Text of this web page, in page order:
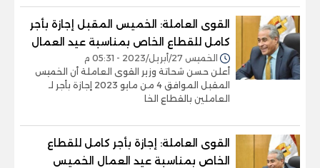
القوى العاملة: الخميس المقبل إجازة بأجر
كامل للقطاع الخاص بمناسبة عيد العمال
الخميس 27/أبريل/2023 - 05:31 م
أعلن حسن شحاتة وزير القوى العاملة أن الخميس
المقبل الموافق 4 من مايو 2023 إجازة بأجر لـ
العاملين بالقطاع الخا
القوى العاملة: إجازة بأجر كامل للقطاع
الخاص بمناسبة عيد العمال الخميس